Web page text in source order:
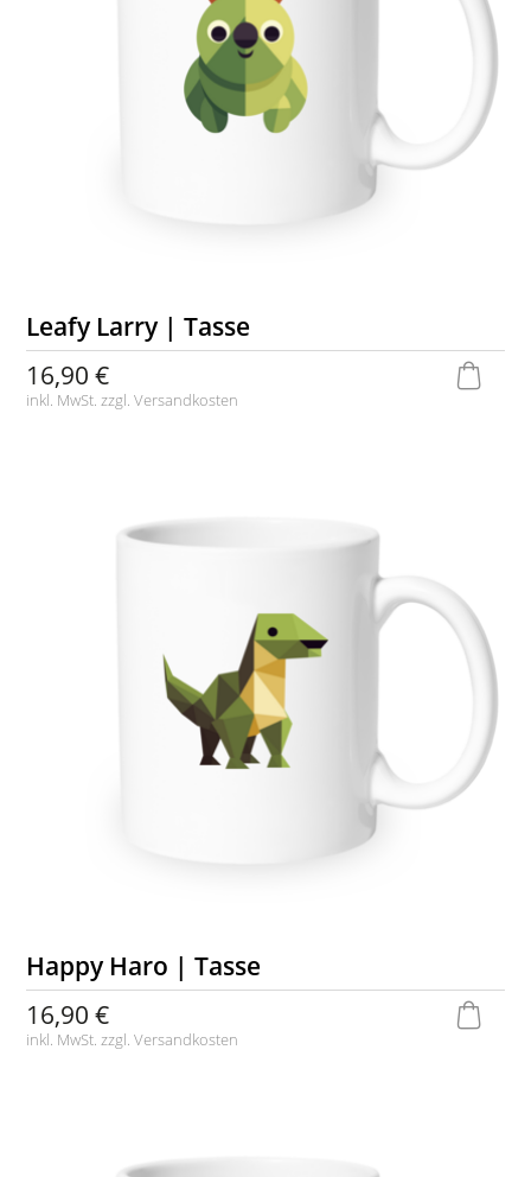
Leafy Larry | Tasse
16,90 €
inkl. MwSt. zzgl.Versandkosten
Happy Haro | Tasse
16,90 €
inkl. MwSt. zzgl.Versandkosten